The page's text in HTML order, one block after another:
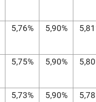
5,76% 5,90%
5,75% 5,90%
5,73% 5,90%